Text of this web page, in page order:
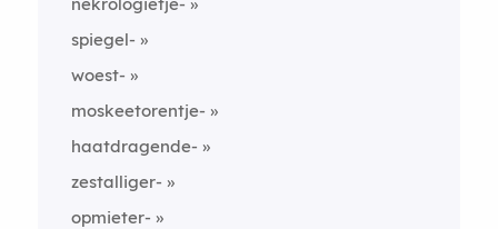
spiegel-
woest-
moskeetorentje-
haatdragende-
zestalliger-
opmieter-